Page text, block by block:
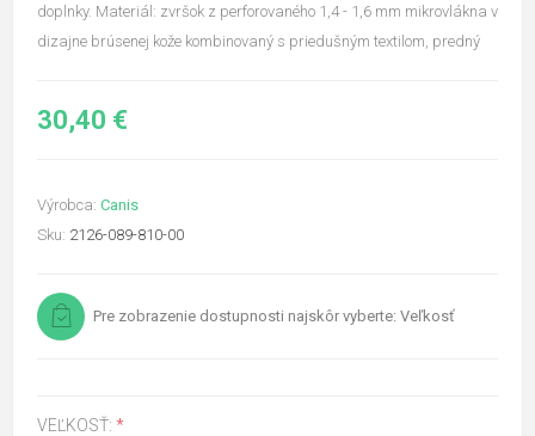
doplnky. Materiál: zvršok z perforovaného 1,4 - 1,6 mm mikrovlákna v
dizajne brúsenej kože kombinovaný s priedušným textilom, predný
30,40 €
Výrobca: Canis
Sku: 2126-089-810-00
Pre zobrazenie dostupnosti najskôr vyberte: Veľkosť
VEĽKOSŤ: *